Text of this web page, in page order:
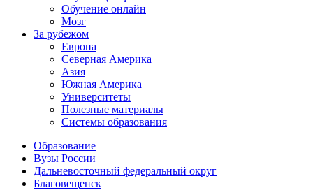
Обучение онлайн
Мозг
За рубежом
Европа
Северная Америка
Азия
Южная Америка
Университеты
Полезные материалы
Системы образования
Образование
Вузы России
Дальневосточный федеральный округ
Благовещенск